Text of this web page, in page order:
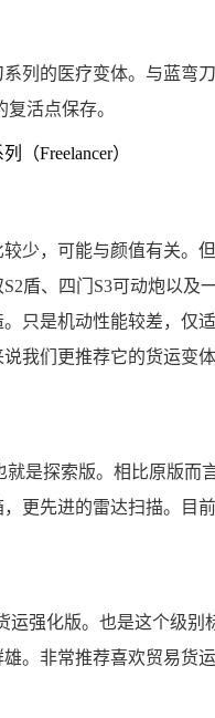
列的医疗变体。与蓝弯
复活点保存。
（Freelancer）
少，可能与颜值有关。
盾、四门S3可动炮以及
只是机动性能较差，仅
我们更推荐它的货运变
就是探索版。相比原版而
更先进的雷达扫描。目
运强化版。也是这个级别
。非常推荐喜欢贸易货